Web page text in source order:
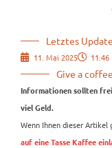
Letztes Update
11. Mai 2025 11:46
Give a coffee
Informationen sollten
viel Geld.
Wenn Ihnen dieser
auf eine Tasse Kaffee